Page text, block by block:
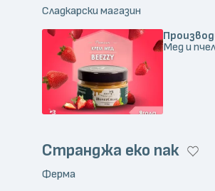
Сладкарски магазин
Мед и
Странджа еко пак
Ферма